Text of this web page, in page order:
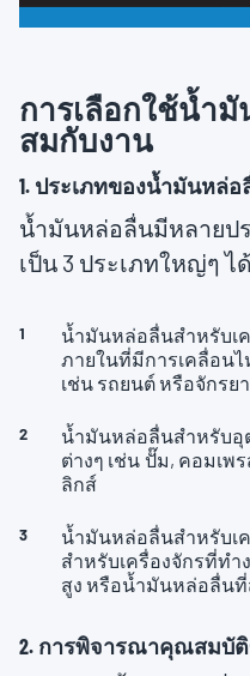
การเลือกใช้น้ำ
สมกับงาน
1. ประเภทของน้ำมันหล่อ
น้ำมันหล่อลื่นมีหลายป
เป็น 3 ประเภทใหญ่ๆ ไ
น้ำมันหล่อลื่นสำหรั
ภายในที่มีการเคลื่อน
เช่น รถยนต์ หรือจักรย
น้ำมันหล่อลื่นสำหรับ
ต่างๆ เช่น ปั๊ม, คอมเพ
ลิกส์
น้ำมันหล่อลื่นสำหรับเ
สำหรับเครื่องจักรที่ท
สูง หรือน้ำมันหล่อลื่น
2. การพิจารณาคุณสมบั